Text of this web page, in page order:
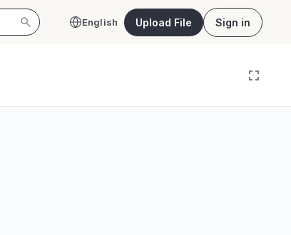
English Upload File Sign in